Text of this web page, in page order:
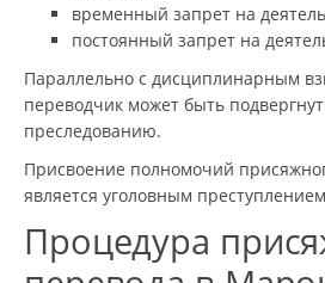
временный запрет на
постоянный запрет на
Параллельно с дисциплинарным
переводчик может быть
преследованию.
Присвоение полномочий
является уголовным
Процедура